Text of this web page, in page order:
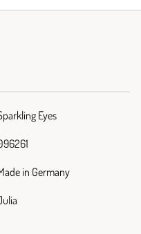
Eyes
in Germany